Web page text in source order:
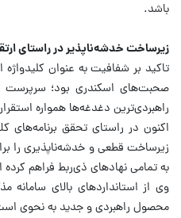
باشد.
زیرساخت خدشه‌ناپذیر در راستای
تاکید بر شفافیت به عنوان
صحبت‌های اسکندری بود؛ سرپرست
راهبردی‌ترین دغدغه‌ها همواره
اکنون در راستای تحقق برنامه‌های
زیرساخت قطعی و خدشه‌ناپذیری را
به تمامی نهادهای ذی‌ربط فراهم
وی از استانداردهای بالای سامانه
محصول راهبردی و جدید به نحوی